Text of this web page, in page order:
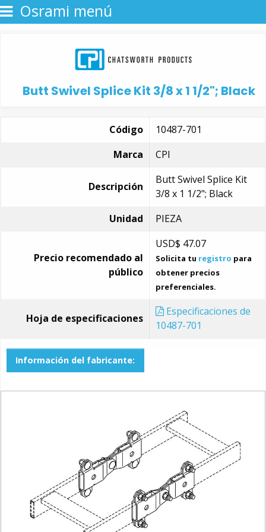
Osrami menú
Butt Swivel Splice Kit 3/8 x 1 1/2"; Black
Código
10487-701
Marca
CPI
Descripción
Butt Swivel Splice Kit
3/8 x 1 1/2"; Black
Unidad
PIEZA
Precio recomendado al
público
USD$ 47.07
Solicita tu registro para
obtener precios
preferenciales.
Hoja de especificaciones
Especificaciones de
10487-701
Información del fabricante: